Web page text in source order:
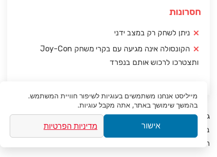
חסרונות
ניתן לשחק רק במצב ידני
הקונסולה אינה מגיעה עם בקרי משחק Joy-Con
ותצטרכו לרכוש אותם בנפרד
גם המסך של גרסת הלייט קטן יותר ומגיע בגודל של 5.5 אינץ’
בלבד, לעומת מסך בגודל 6.2 אינץ’ בנינטנדו סוויץ’. אבל שתי
הקונסולות תומכות ברזולוציה של 720p.
מייליסט אנחנו משתמשים בעוגיות לשיפור חוויית המשתמש.
בהמשך שימושך באתר, אתה מקבל עוגיות.
אישור מדיניות הפרטיות